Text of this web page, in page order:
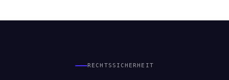
RECHTSSICHERHEIT